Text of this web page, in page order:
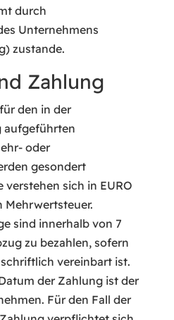
durch
Unternehmens
zustande.
Zahlung
den in der
aufgeführten
oder
gesondert
verstehen sich in EURO
Mehrwertsteuer.
sind innerhalb von 7
zu bezahlen, sofern
vereinbart ist.
der Zahlung ist der
Für den Fall der